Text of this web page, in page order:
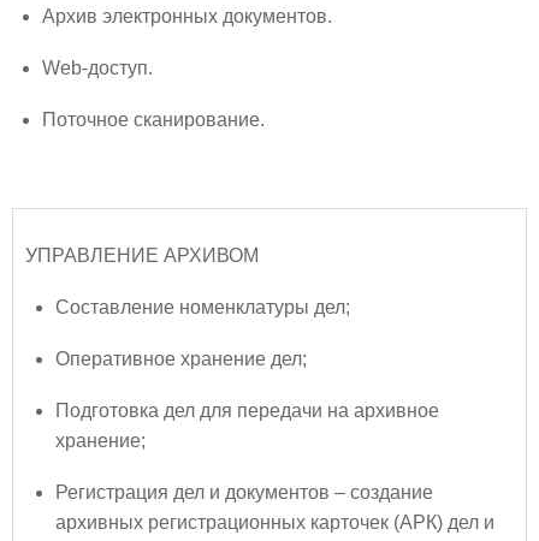
Архив электронных документов.
Web-доступ.
Поточное сканирование.
УПРАВЛЕНИЕ АРХИВОМ
Составление номенклатуры дел;
Оперативное хранение дел;
Подготовка дел для передачи на архивное
хранение;
Регистрация дел и документов – создание
архивных регистрационных карточек (АРК) дел и